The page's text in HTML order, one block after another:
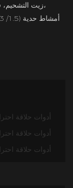
الملحقات: كابل شحن من النوع C، زيت التشحيم، فرشاة التنظيف،
6 أمشاط حدية (1.5/ 3/ 4.5/ 6/ 10/ 13 مم)، بالون نفخ، دليل المستخدم